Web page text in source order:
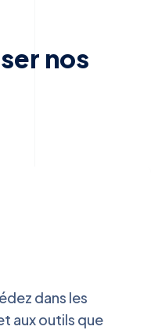
nos
dans les
aux outils que